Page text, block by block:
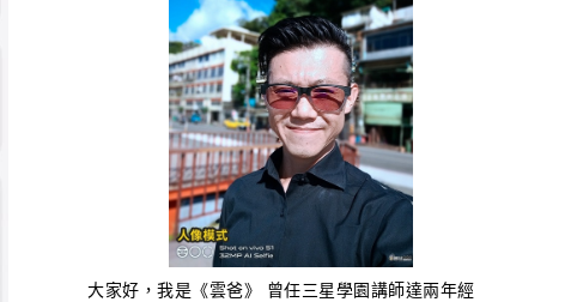
大家好，我是《雲爸》 曾任三星學園講師達兩年經